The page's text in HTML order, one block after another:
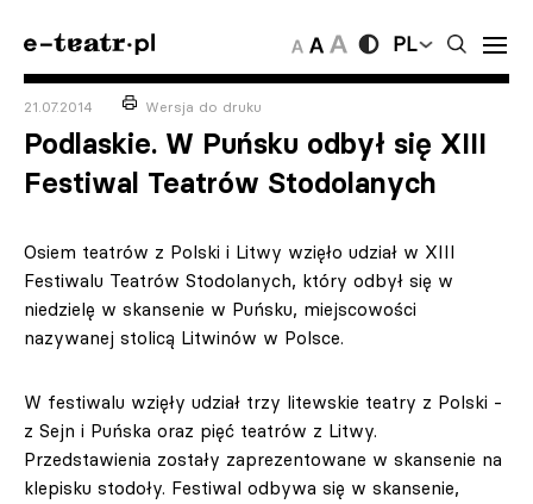
PL
21.07.2014 Wersja do druku
Podlaskie. W Puńsku odbył się XIII
Festiwal Teatrów Stodolanych
Osiem teatrów z Polski i Litwy wzięło udział w XIII
Festiwalu Teatrów Stodolanych, który odbył się w
niedzielę w skansenie w Puńsku, miejscowości
nazywanej stolicą Litwinów w Polsce.
W festiwalu wzięły udział trzy litewskie teatry z Polski -
z Sejn i Puńska oraz pięć teatrów z Litwy.
Przedstawienia zostały zaprezentowane w skansenie na
klepisku stodoły. Festiwal odbywa się w skansenie,